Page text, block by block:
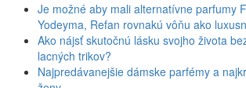
Je možné aby mali alternatívne parfumy
Yodeyma, Refan rovnakú vôňu ako
Ako nájsť skutočnú lásku svojho života
lacných trikov?
Najpredávanejšie dámske parfémy a